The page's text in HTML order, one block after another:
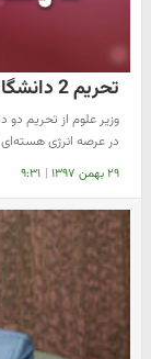
تحریم 2 دانشگاه ایرانی
وزیر علوم از تحریم
در عرصه انرژی
۲۹ بهمن ۱۳۹۷ | ۹:۳۱